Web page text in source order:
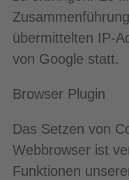
übermittelten IP-
von Google statt.
Browser Plugin
Das Setzen von
Webbrowser ist
Funktionen